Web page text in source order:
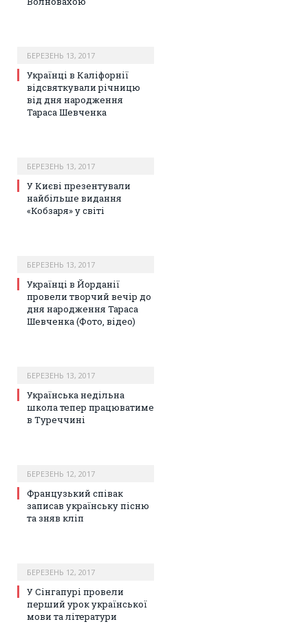
БЕРЕЗЕНЬ 13, 2017
Українці в Каліфорнії
відсвяткували річницю
від дня народження
Тараса Шевченка
БЕРЕЗЕНЬ 13, 2017
У Києві презентували
найбільше видання
«Кобзаря» у світі
БЕРЕЗЕНЬ 13, 2017
Українці в Йорданії
провели творчий вечір до
дня народження Тараса
Шевченка (Фото, відео)
БЕРЕЗЕНЬ 13, 2017
Українська недільна
школа тепер працюватиме
в Туреччині
БЕРЕЗЕНЬ 12, 2017
Французький співак
записав українську пісню
та зняв кліп
БЕРЕЗЕНЬ 12, 2017
У Сінгапурі провели
перший урок української
мови та літератури